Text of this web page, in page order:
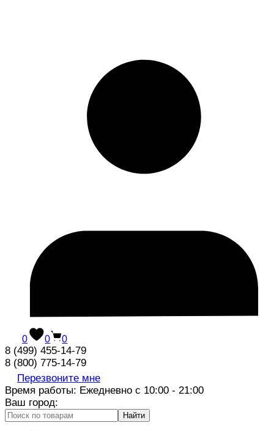
0 0 0
8 (499) 455-14-79
8 (800) 775-14-79
Перезвоните мне
Время работы: Ежедневно с 10:00 - 21:00
Ваш город:
Найти